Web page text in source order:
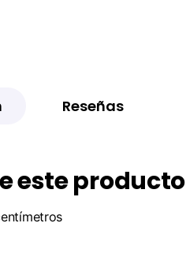
Reseñas
este producto